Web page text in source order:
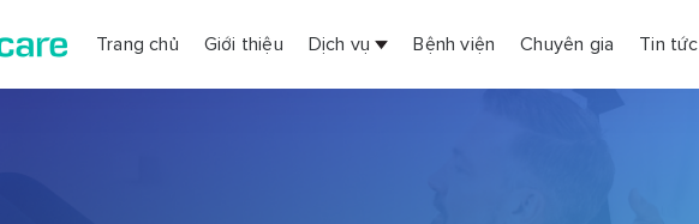
Trang chủ Giới thiệu Dịch vụ Bệnh viện Chuyên gia Tin tức